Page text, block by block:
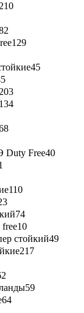
210
129
45
203
134
Duty Free40
110
74
10
стойкий49
217
59
64